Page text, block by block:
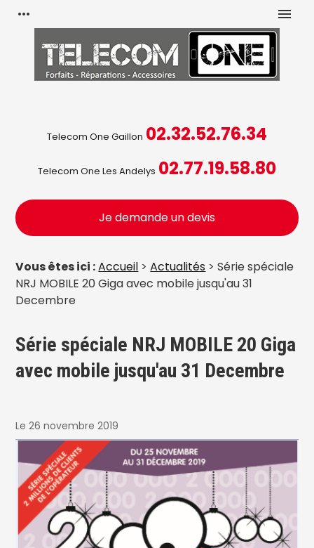
more_horiz menu
Telecom One Gaillon 02.32.52.76.34
Telecom One Les Andelys 02.77.19.58.80
Je demande un devis
Vous êtes ici :Accueil >Actualités > Série spéciale
NRJ MOBILE 20 Giga avec mobile jusqu'au 31
Decembre
Série spéciale NRJ MOBILE 20 Giga
avec mobile jusqu'au 31 Decembre
Le 26 novembre 2019